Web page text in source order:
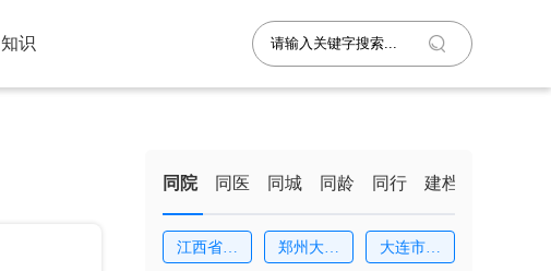
知识
同院 同医 同城 同龄 同行 建档
江西省妇
郑州大学
大连市妇